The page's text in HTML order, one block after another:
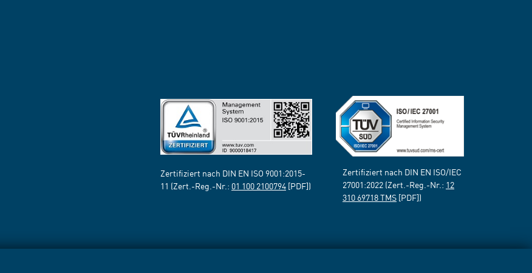
Zertifiziert nach DIN EN ISO 9001:2015-
11 (Zert.-Reg.-Nr.: 01 100 2100794 [PDF])
Zertifiziert nach DIN EN ISO/IEC
27001:2022 (Zert.-Reg.-Nr.: 12
310 69718 TMS [PDF])